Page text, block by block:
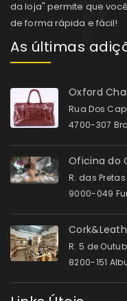
da loja" permite que
de forma rápida e fácil!
As últimas
Oxford
Rua Dos
4700-307
Oficina do
R. das
9000-049
R. 5 de
8200-151